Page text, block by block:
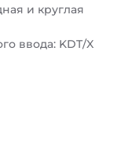
и круглая
ввода: KDT/X